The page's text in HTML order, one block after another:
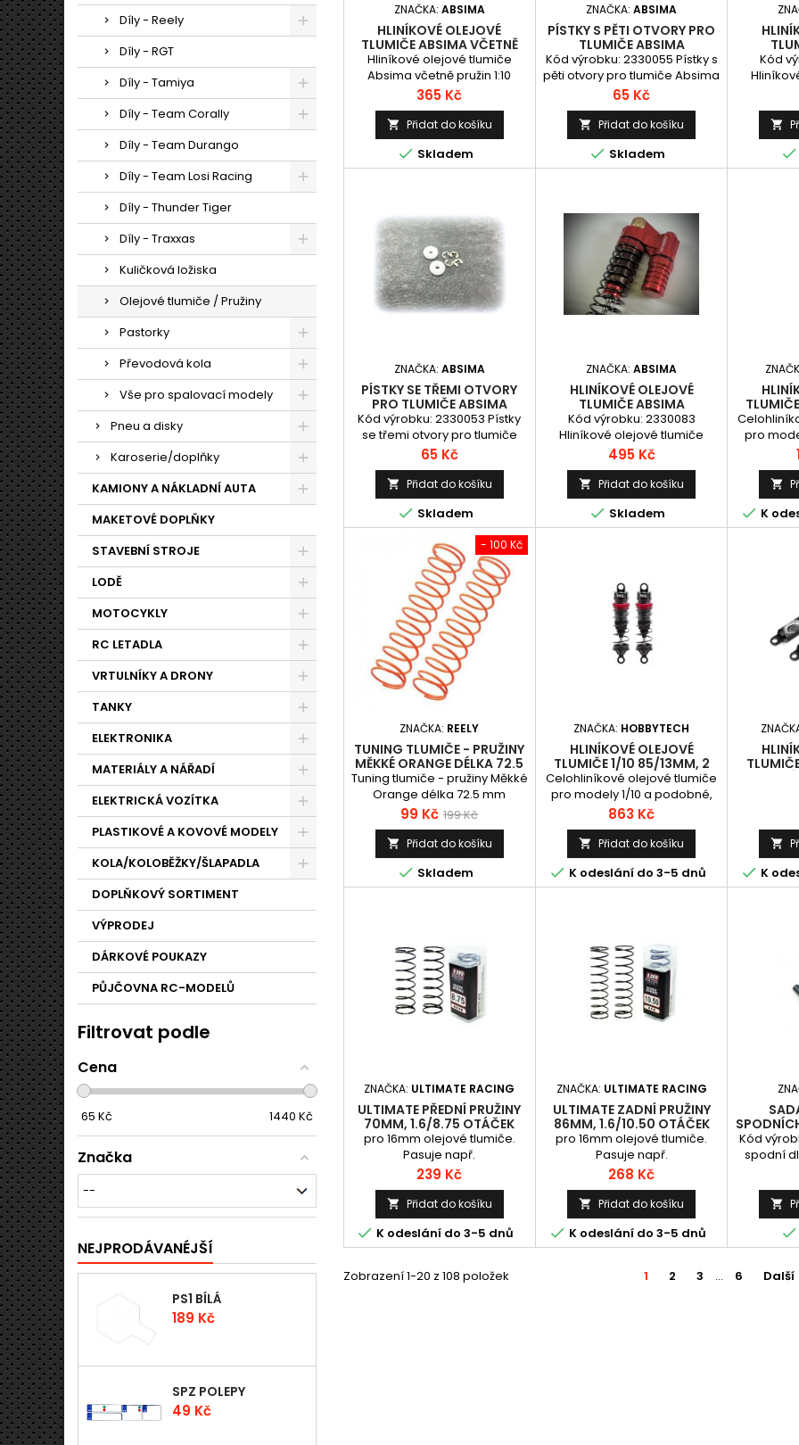
Díly - Reely
Díly - RGT
Díly - Tamiya
Díly - Team Corally
Díly - Team Durango
Díly - Team Losi Racing
Díly - Thunder Tiger
Díly - Traxxas
Kuličková ložiska
Olejové tlumiče / Pružiny
Pastorky
Převodová kola
Vše pro spalovací modely
Pneu a disky
Karoserie/doplňky
KAMIONY A NÁKLADNÍ AUTA
MAKETOVÉ DOPLŇKY
STAVEBNÍ STROJE
LODĚ
MOTOCYKLY
RC LETADLA
VRTULNÍKY A DRONY
TANKY
ELEKTRONIKA
MATERIÁLY A NÁŘADÍ
ELEKTRICKÁ VOZÍTKA
PLASTIKOVÉ A KOVOVÉ MODELY
KOLA/KOLOBĚŽKY/ŠLAPADLA
DOPLŇKOVÝ SORTIMENT
VÝPRODEJ
DÁRKOVÉ POUKAZY
PŮJČOVNA RC-MODELŮ
Filtrovat podle
Cena
65 Kč 1440 Kč
Značka
NEJPRODÁVANÉJŠÍ
PS1 BÍLÁ
Cena
189 Kč
SPZ POLEPY
Cena
49 Kč
ZNAČKA: ABSIMA
HLINÍKOVÉ OLEJOVÉ
TLUMIČE ABSIMA VČETNĚ
PRUŽIN 1:10
Hliníkové olejové tlumiče
Absima včetně pružin 1:10
délka 120mm
Cena
365 Kč
 Přidat do košíku
 Skladem
ZNAČKA:ABSIMA
PÍSTKY S PĚTI OTVORY PRO
TLUMIČE ABSIMA
STANDARD, 2KS
Kód výrobku: 2330055 Pístky s
pěti otvory pro tlumiče Absima
Standard, 2ks
Cena
65 Kč
 Přidat do košíku
 Skladem
1:10,
Kód
včetně


ZNAČKA: ABSIMA
PÍSTKY SE TŘEMI OTVORY
PRO TLUMIČE ABSIMA
STANDARD, 2KS
Kód výrobku: 2330053 Pístky
se třemi otvory pro tlumiče
Absima Standard, 2ks
Cena
65 Kč
 Přidat do košíku
 Skladem
ZNAČKA:ABSIMA
HLINÍKOVÉ OLEJOVÉ
TLUMIČE ABSIMA
PIGGYBACK VČETNĚ PRUŽIN
1:10, DÉLKA 100MM, 2KS
Kód výrobku: 2330083
Hliníkové olejové tlumiče
včetně pružin, délka 100mm
(vzdálenost mezi středy ok),
2ks
Cena
495 Kč
 Přidat do košíku
 Skladem
pro
Celková
16mm.
pružin:
horní i

 K
- 100 Kč
ZNAČKA: REELY
TUNING TLUMIČE - PRUŽINY
MĚKKÉ ORANGE DÉLKA 72.5
MM
Tuning tlumiče - pružiny Měkké
Orange délka 72.5 mm
Cena
99 Kč Běžná
cena
199 Kč
 Přidat do košíku
 Skladem
ZNAČKA: HOBBYTECH
HLINÍKOVÉ OLEJOVÉ
TLUMIČE 1/10 85/13MM, 2
KS.
Celohliníkové olejové tlumiče
pro modely 1/10 a podobné,
Celková délka mezi čepy je
85mm, průměr pístku je 13mm.
Sada obsahuje: tři páry pružin:
měkké, střední a tvrdé; horní i
spodní upevňovací…
Cena
863 Kč
 Přidat do košíku
 K odeslání do 3-5 dnů

 K
ZNAČKA: ULTIMATE RACING
ULTIMATE PŘEDNÍ PRUŽINY
70MM, 1.6/8.75 OTÁČEK
PRO 16MM OLEJ. TLUMIČE, 1
KS.
pro 16mm olejové tlumiče.
Pasuje např.
Cena
239 Kč
 Přidat do košíku
 K odeslání do 3-5 dnů
ZNAČKA: ULTIMATE RACING
ULTIMATE ZADNÍ PRUŽINY
86MM, 1.6/10.50 OTÁČEK
PRO 16MM OLEJ. TLUMIČE, 1
KS.
pro 16mm olejové tlumiče.
Pasuje např.
Cena
268 Kč
 Přidat do košíku
 K odeslání do 3-5 dnů
Kód
spodní
Určeno


Zobrazení 1-20 z 108 položek 1 2 3 … 6 Další